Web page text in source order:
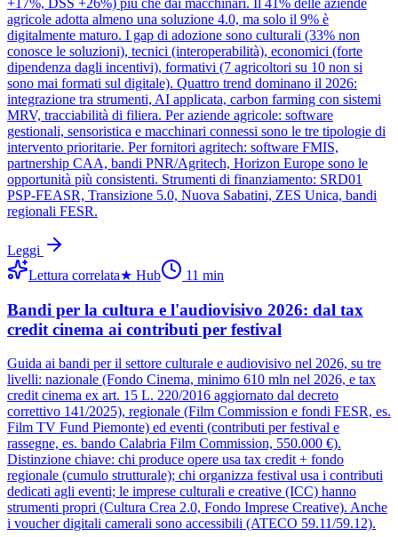
agricole adotta almeno una soluzione 4.0, ma solo il 9% è
digitalmente maturo. I gap di adozione sono culturali (33% non
conosce le soluzioni), tecnici (interoperabilità), economici (forte
dipendenza dagli incentivi), formativi (7 agricoltori su 10 non si
sono mai formati sul digitale). Quattro trend dominano il 2026:
integrazione tra strumenti, AI applicata, carbon farming con sistemi
MRV, tracciabilità di filiera. Per aziende agricole: software
gestionali, sensoristica e macchinari connessi sono le tre tipologie di
intervento prioritarie. Per fornitori agritech: software FMIS,
partnership CAA, bandi PNR/Agritech, Horizon Europe sono le
opportunità più consistenti. Strumenti di finanziamento: SRD01
PSP-FEASR, Transizione 5.0, Nuova Sabatini, ZES Unica, bandi
regionali FESR.
Leggi
Lettura correlata★ Hub 11 min
Bandi per la cultura e l'audiovisivo 2026: dal tax
credit cinema ai contributi per festival
Guida ai bandi per il settore culturale e audiovisivo nel 2026, su tre
livelli: nazionale (Fondo Cinema, minimo 610 mln nel 2026, e tax
credit cinema ex art. 15 L. 220/2016 aggiornato dal decreto
correttivo 141/2025), regionale (Film Commission e fondi FESR, es.
Film TV Fund Piemonte) ed eventi (contributi per festival e
rassegne, es. bando Calabria Film Commission, 550.000 €).
Distinzione chiave: chi produce opere usa tax credit + fondo
regionale (cumulo strutturale); chi organizza festival usa i contributi
dedicati agli eventi; le imprese culturali e creative (ICC) hanno
strumenti propri (Cultura Crea 2.0, Fondo Imprese Creative). Anche
i voucher digitali camerali sono accessibili (ATECO 59.11/59.12).